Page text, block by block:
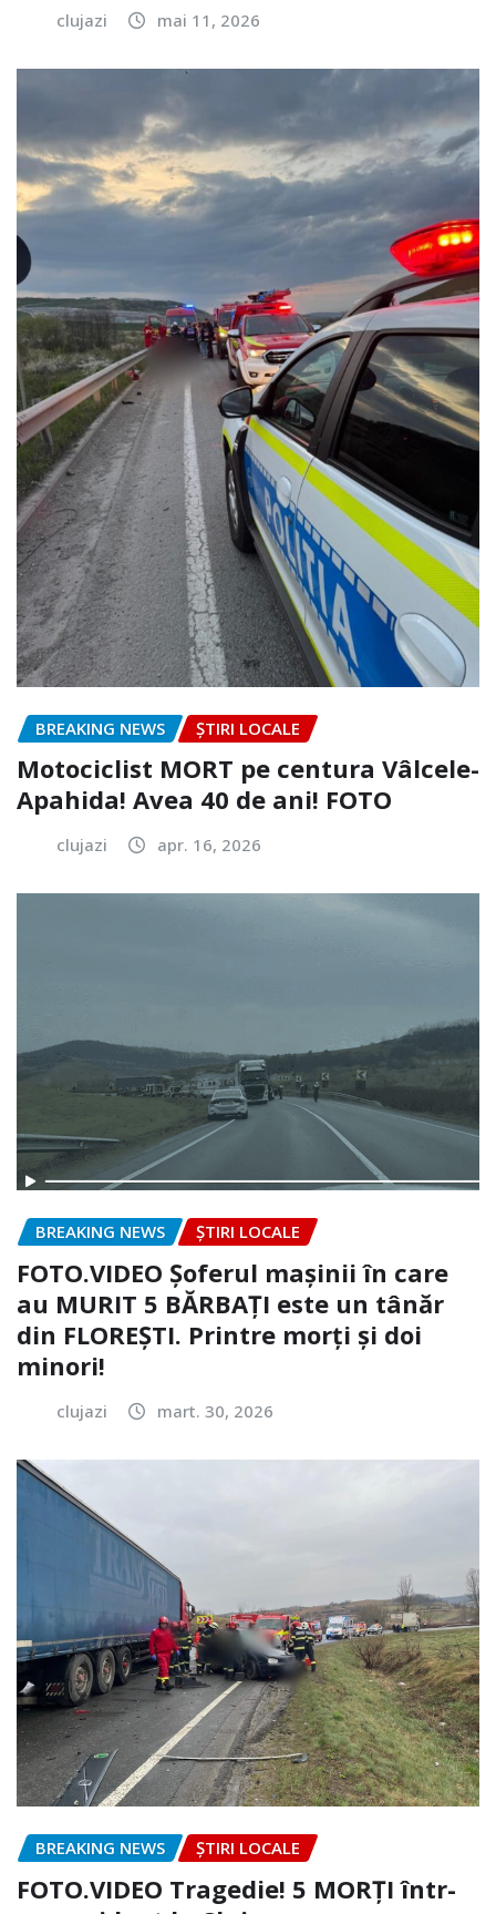
clujazi mai 11, 2026
BREAKING NEWS ȘTIRI LOCALE
Motociclist MORT pe centura Vâlcele-
Apahida! Avea 40 de ani! FOTO
clujazi apr. 16, 2026
BREAKING NEWS ȘTIRI LOCALE
FOTO.VIDEO Șoferul mașinii în care
au MURIT 5 BĂRBAȚI este un tânăr
din FLOREȘTI. Printre morți și doi
minori!
clujazi mart. 30, 2026
BREAKING NEWS ȘTIRI LOCALE
FOTO.VIDEO Tragedie! 5 MORȚI într-